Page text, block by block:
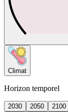
Climat
Horizon temporel
2030 2050
2100